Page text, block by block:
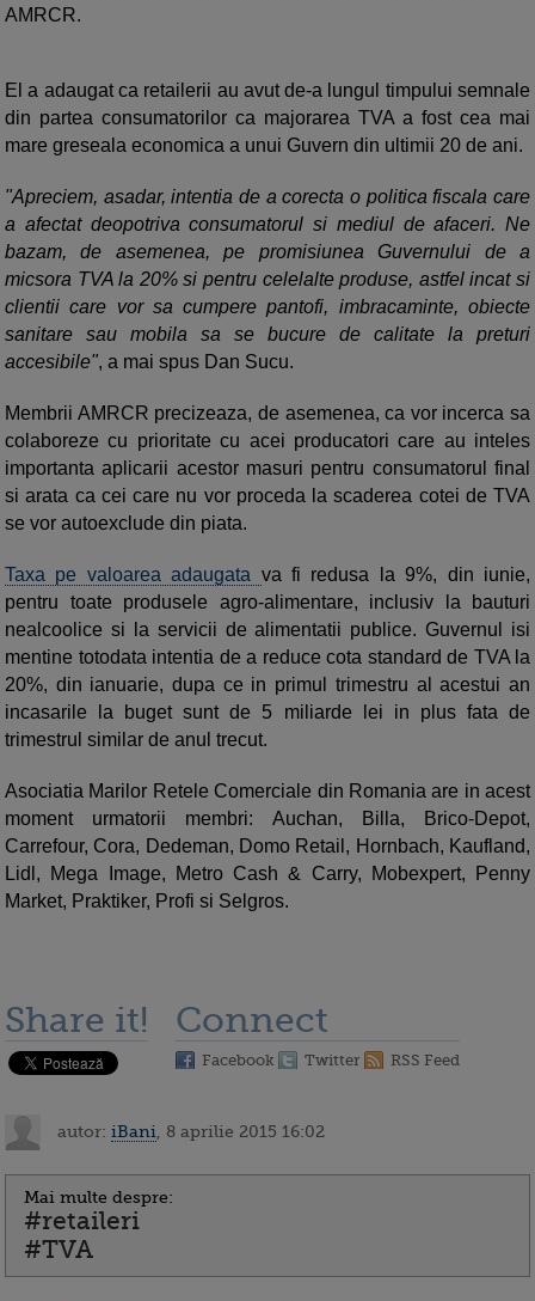
AMRCR.
El a adaugat ca retailerii au avut de-a lungul timpului semnale
din partea consumatorilor ca majorarea TVA a fost cea mai
mare greseala economica a unui Guvern din ultimii 20 de ani.
"Apreciem, asadar, intentia de a corecta o politica fiscala care
a afectat deopotriva consumatorul si mediul de afaceri. Ne
bazam, de asemenea, pe promisiunea Guvernului de a
micsora TVA la 20% si pentru celelalte produse, astfel incat si
clientii care vor sa cumpere pantofi, imbracaminte, obiecte
sanitare sau mobila sa se bucure de calitate la preturi
accesibile", a mai spus Dan Sucu.
Membrii AMRCR precizeaza, de asemenea, ca vor incerca sa
colaboreze cu prioritate cu acei producatori care au inteles
importanta aplicarii acestor masuri pentru consumatorul final
si arata ca cei care nu vor proceda la scaderea cotei de TVA
se vor autoexclude din piata.
Taxa pe valoarea adaugata va fi redusa la 9%, din iunie,
pentru toate produsele agro-alimentare, inclusiv la bauturi
nealcoolice si la servicii de alimentatii publice. Guvernul isi
mentine totodata intentia de a reduce cota standard de TVA la
20%, din ianuarie, dupa ce in primul trimestru al acestui an
incasarile la buget sunt de 5 miliarde lei in plus fata de
trimestrul similar de anul trecut.
Asociatia Marilor Retele Comerciale din Romania are in acest
moment urmatorii membri: Auchan, Billa, Brico-Depot,
Carrefour, Cora, Dedeman, Domo Retail, Hornbach, Kaufland,
Lidl, Mega Image, Metro Cash & Carry, Mobexpert, Penny
Market, Praktiker, Profi si Selgros.
Share it! Connect
Facebook Twitter RSS Feed
autor: iBani , 8 aprilie 2015 16:02
Mai multe despre:
#retaileri
#TVA